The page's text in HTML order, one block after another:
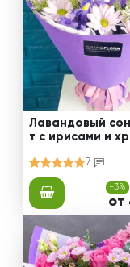
Лавандовый сон
т с ирисами и
7
-3%
от